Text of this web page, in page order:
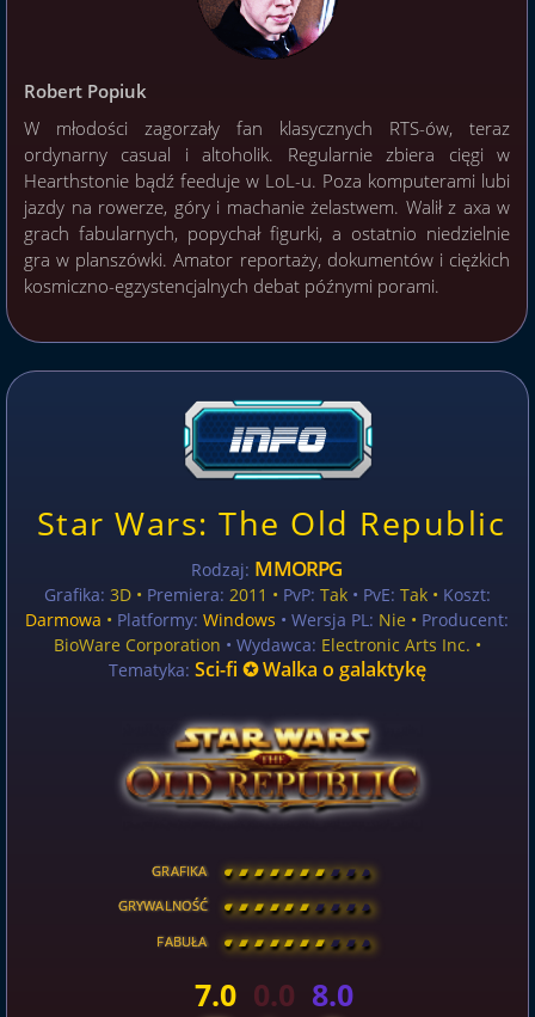
Robert Popiuk
W młodości zagorzały fan klasycznych RTS-ów, teraz
ordynarny casual i altoholik. Regularnie zbiera cięgi w
Hearthstonie bądź feeduje w LoL-u. Poza komputerami lubi
jazdy na rowerze, góry i machanie żelastwem. Walił z axa w
grach fabularnych, popychał figurki, a ostatnio niedzielnie
gra w planszówki. Amator reportaży, dokumentów i ciężkich
kosmiczno-egzystencjalnych debat późnymi porami.
Star Wars: The Old Republic
Rodzaj: MMORPG
Grafika: 3D • Premiera: 2011 • PvP: Tak• PvE: Tak • Koszt:
Darmowa • Platformy: Windows • Wersja PL: Nie • Producent:
BioWare Corporation • Wydawca: Electronic Arts Inc. •
Tematyka: Sci-fi ✪ Walka o galaktykę
GRAFIKA [ \ \ \ \ \ \ \ \ ]
GRYWALNOŚĆ [ \ \ \ \ \ \ \ \ ]
FABUŁA [ \ \ \ \ \ \ \ \ ]
7.0 0.0 8.0